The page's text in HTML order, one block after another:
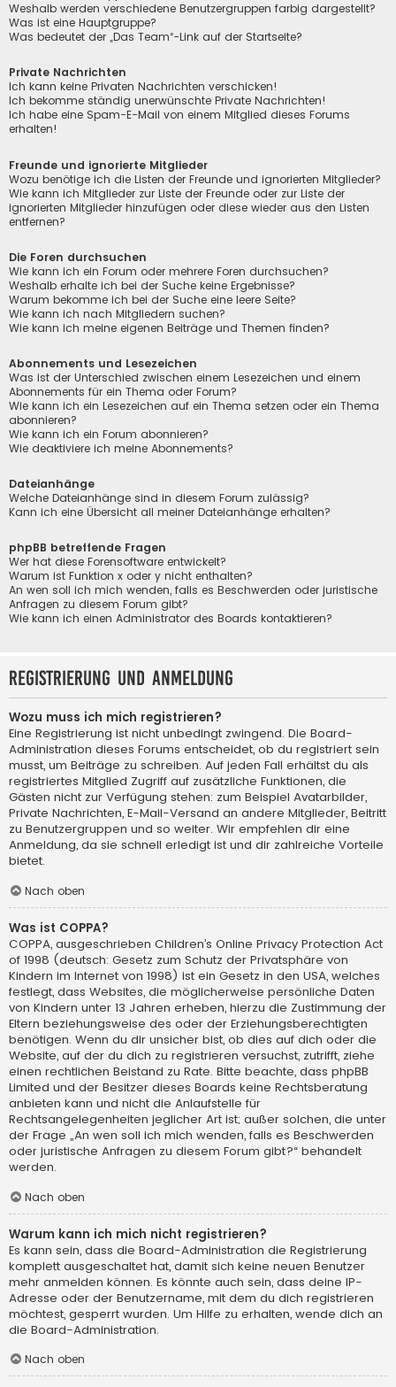
Weshalb werden verschiedene Benutzergruppen farbig dargestellt?
Was ist eine Hauptgruppe?
Was bedeutet der „Das Team“-Link auf der Startseite?
Private Nachrichten
Ich kann keine Privaten Nachrichten verschicken!
Ich bekomme ständig unerwünschte Private Nachrichten!
Ich habe eine Spam-E-Mail von einem Mitglied dieses Forums
erhalten!
Freunde und ignorierte Mitglieder
Wozu benötige ich die Listen der Freunde und ignorierten Mitglieder?
Wie kann ich Mitglieder zur Liste der Freunde oder zur Liste der
ignorierten Mitglieder hinzufügen oder diese wieder aus den Listen
entfernen?
Die Foren durchsuchen
Wie kann ich ein Forum oder mehrere Foren durchsuchen?
Weshalb erhalte ich bei der Suche keine Ergebnisse?
Warum bekomme ich bei der Suche eine leere Seite?
Wie kann ich nach Mitgliedern suchen?
Wie kann ich meine eigenen Beiträge und Themen finden?
Abonnements und Lesezeichen
Was ist der Unterschied zwischen einem Lesezeichen und einem
Abonnements für ein Thema oder Forum?
Wie kann ich ein Lesezeichen auf ein Thema setzen oder ein Thema
abonnieren?
Wie kann ich ein Forum abonnieren?
Wie deaktiviere ich meine Abonnements?
Dateianhänge
Welche Dateianhänge sind in diesem Forum zulässig?
Kann ich eine Übersicht all meiner Dateianhänge erhalten?
phpBB betreffende Fragen
Wer hat diese Forensoftware entwickelt?
Warum ist Funktion x oder y nicht enthalten?
An wen soll ich mich wenden, falls es Beschwerden oder juristische
Anfragen zu diesem Forum gibt?
Wie kann ich einen Administrator des Boards kontaktieren?
Registrierung und Anmeldung
Wozu muss ich mich registrieren?
Eine Registrierung ist nicht unbedingt zwingend. Die Board-
Administration dieses Forums entscheidet, ob du registriert sein
musst, um Beiträge zu schreiben. Auf jeden Fall erhältst du als
registriertes Mitglied Zugriff auf zusätzliche Funktionen, die
Gästen nicht zur Verfügung stehen: zum Beispiel Avatarbilder,
Private Nachrichten, E-Mail-Versand an andere Mitglieder, Beitritt
zu Benutzergruppen und so weiter. Wir empfehlen dir eine
Anmeldung, da sie schnell erledigt ist und dir zahlreiche Vorteile
bietet.
Nach oben
Was ist COPPA?
COPPA, ausgeschrieben Children’s Online Privacy Protection Act
of 1998 (deutsch: Gesetz zum Schutz der Privatsphäre von
Kindern im Internet von 1998) ist ein Gesetz in den USA, welches
festlegt, dass Websites, die möglicherweise persönliche Daten
von Kindern unter 13 Jahren erheben, hierzu die Zustimmung der
Eltern beziehungsweise des oder der Erziehungsberechtigten
benötigen. Wenn du dir unsicher bist, ob dies auf dich oder die
Website, auf der du dich zu registrieren versuchst, zutrifft, ziehe
einen rechtlichen Beistand zu Rate. Bitte beachte, dass phpBB
Limited und der Besitzer dieses Boards keine Rechtsberatung
anbieten kann und nicht die Anlaufstelle für
Rechtsangelegenheiten jeglicher Art ist; außer solchen, die unter
der Frage „An wen soll ich mich wenden, falls es Beschwerden
oder juristische Anfragen zu diesem Forum gibt?“ behandelt
werden.
Nach oben
Warum kann ich mich nicht registrieren?
Es kann sein, dass die Board-Administration die Registrierung
komplett ausgeschaltet hat, damit sich keine neuen Benutzer
mehr anmelden können. Es könnte auch sein, dass deine IP-
Adresse oder der Benutzername, mit dem du dich registrieren
möchtest, gesperrt wurden. Um Hilfe zu erhalten, wende dich an
die Board-Administration.
Nach oben